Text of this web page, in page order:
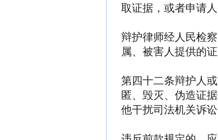
取证据，或者申请
辩护律师经人民检
属、被害人提供的
第四十二条辩护人
匿、毁灭、伪造证
他干扰司法机关诉